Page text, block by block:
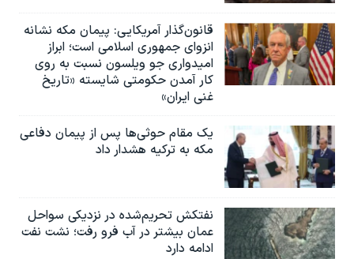
قانون‌گذار آمریکایی: پیمان مکه نشانه
انزوای جمهوری اسلامی است؛ ابراز
امیدواری جو ویلسون نسبت به روی
کار آمدن حکومتی شایسته «تاریخ
غنی ایران»
یک مقام حوثی‌ها پس از پیمان دفاعی
مکه به ترکیه هشدار داد
نفتکش تحریم‌شده در نزدیکی سواحل
عمان بیشتر در آب فرو رفت؛ نشت نفت
ادامه دارد